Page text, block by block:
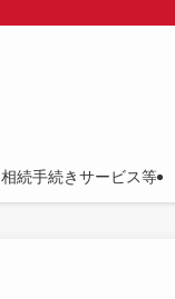
相続手続きサービス等